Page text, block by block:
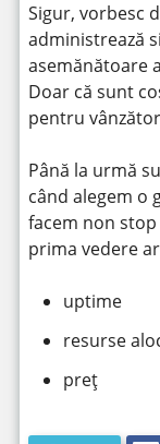
Sigur, vorbesc
administrează
asemănătoare
Doar că sunt
pentru
Până la urmă
când alegem o
facem non
prima vedere
uptime
resurse
preț